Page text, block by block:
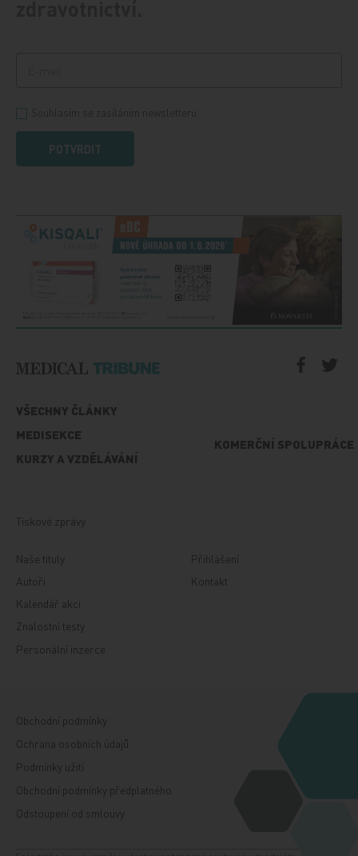
POTVRDIT
VŠECHNY ČLÁNKY
MEDISEKCE
KURZY A VZDĚLÁVÁNÍ
KOMERČNÍ SPOLUPRÁCE
Tiskové zprávy
Naše tituly
Autoři
Kalendář akcí
Znalostní testy
Personální inzerce
Přihlášení
Kontakt
Obchodní podmínky
Ochrana osobních údajů
Podmínky užití
Obchodní podmínky předplatného
Odstoupení od smlouvy